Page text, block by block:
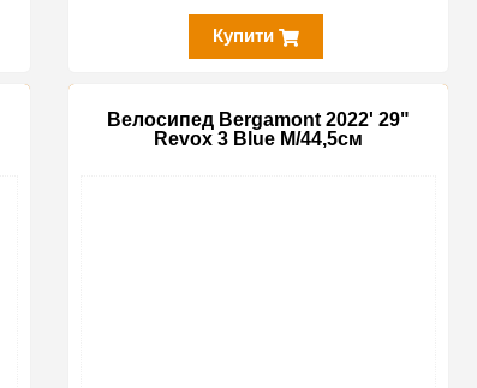
Купити
Велосипед Bergamont 2022' 29"
Revox 3 Blue M/44,5см